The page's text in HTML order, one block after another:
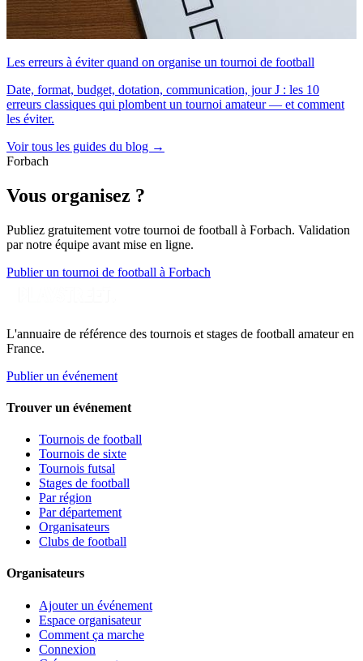
Les erreurs à éviter quand on organise un tournoi de football
Date, format, budget, dotation, communication, jour J : les 10
erreurs classiques qui plombent un tournoi amateur — et comment
les éviter.
Voir tous les guides du blog →
Forbach
Vous organisez ?
Publiez gratuitement votre tournoi de football à Forbach. Validation
par notre équipe avant mise en ligne.
Publier un tournoi de football à Forbach
L'annuaire de référence des tournois et stages de football amateur en
France.
Publier un événement
Trouver un événement
Tournois de football
Tournois de sixte
Tournois futsal
Stages de football
Par région
Par département
Organisateurs
Clubs de football
Organisateurs
Ajouter un événement
Espace organisateur
Comment ça marche
Connexion